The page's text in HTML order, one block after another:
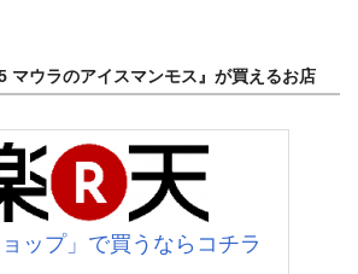
マウラのアイスマンモス』が買えるお店
ョップ」で買うならコチラ